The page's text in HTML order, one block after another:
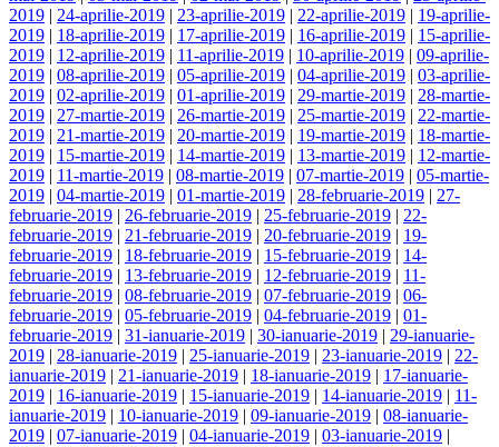
2019 | 24-aprilie-2019 | 23-aprilie-2019 | 22-aprilie-2019 | 19-aprilie-
2019 | 18-aprilie-2019 | 17-aprilie-2019 | 16-aprilie-2019 | 15-aprilie-
2019 | 12-aprilie-2019 | 11-aprilie-2019 | 10-aprilie-2019 | 09-aprilie-
2019 | 08-aprilie-2019 | 05-aprilie-2019 | 04-aprilie-2019 | 03-aprilie-
2019 | 02-aprilie-2019 | 01-aprilie-2019 | 29-martie-2019 | 28-martie-
2019 | 27-martie-2019 | 26-martie-2019 | 25-martie-2019 | 22-martie-
2019 | 21-martie-2019 | 20-martie-2019 | 19-martie-2019 | 18-martie-
2019 | 15-martie-2019 | 14-martie-2019 | 13-martie-2019 | 12-martie-
2019 | 11-martie-2019 | 08-martie-2019 | 07-martie-2019 | 05-martie-
2019 | 04-martie-2019 | 01-martie-2019 | 28-februarie-2019 | 27-
februarie-2019 | 26-februarie-2019 | 25-februarie-2019 | 22-
februarie-2019 | 21-februarie-2019 | 20-februarie-2019 | 19-
februarie-2019 | 18-februarie-2019 | 15-februarie-2019 | 14-
februarie-2019 | 13-februarie-2019 | 12-februarie-2019 | 11-
februarie-2019 | 08-februarie-2019 | 07-februarie-2019 | 06-
februarie-2019 | 05-februarie-2019 | 04-februarie-2019 | 01-
februarie-2019 | 31-ianuarie-2019 | 30-ianuarie-2019 | 29-ianuarie-
2019 | 28-ianuarie-2019 | 25-ianuarie-2019 | 23-ianuarie-2019 | 22-
ianuarie-2019 | 21-ianuarie-2019 | 18-ianuarie-2019 | 17-ianuarie-
2019 | 16-ianuarie-2019 | 15-ianuarie-2019 | 14-ianuarie-2019 | 11-
ianuarie-2019 | 10-ianuarie-2019 | 09-ianuarie-2019 | 08-ianuarie-
2019 | 07-ianuarie-2019 | 04-ianuarie-2019 | 03-ianuarie-2019 |